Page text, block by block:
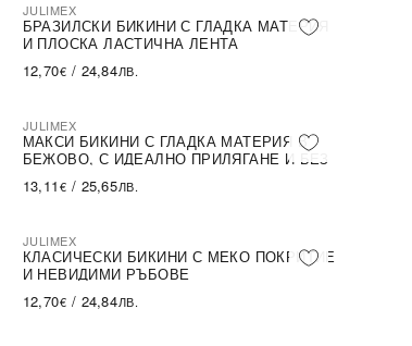
JULIMEX
БРАЗИЛСКИ БИКИНИ С ГЛАДКА МАТЕРИЯ
И ПЛОСКА ЛАСТИЧНА ЛЕНТА
12,70€ / 24,84ЛВ.
ПОСЛЕДНА БРОЙКА
JULIMEX
МАКСИ БИКИНИ С ГЛАДКА МАТЕРИЯ В
БЕЖОВО, С ИДЕАЛНО ПРИЛЯГАНЕ И БЕЗ
СЛЕДИ ПОД ДРЕХИТЕ
13,11 € / 25,65ЛВ.
JULIMEX
КЛАСИЧЕСКИ БИКИНИ С МЕКО ПОКРИТИЕ
И НЕВИДИМИ РЪБОВЕ
12,70€ / 24,84ЛВ.